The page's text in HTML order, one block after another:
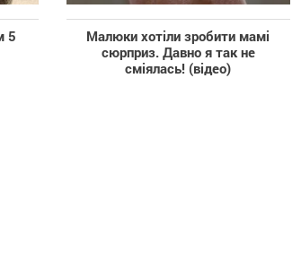
5
Малюки хотіли зробити мамі
сюрприз. Давно я так не
сміялась! (відео)